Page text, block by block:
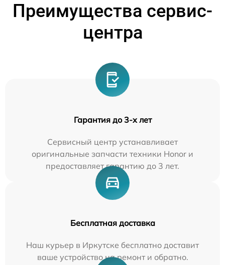
Преимущества сервис-
центра
Гарантия до 3-х лет
Сервисный центр устанавливает
оригинальные запчасти техники Honor и
предоставляет гарантию до 3 лет.
Бесплатная доставка
Наш курьер в Иркутске бесплатно доставит
ваше устройство на ремонт и обратно.